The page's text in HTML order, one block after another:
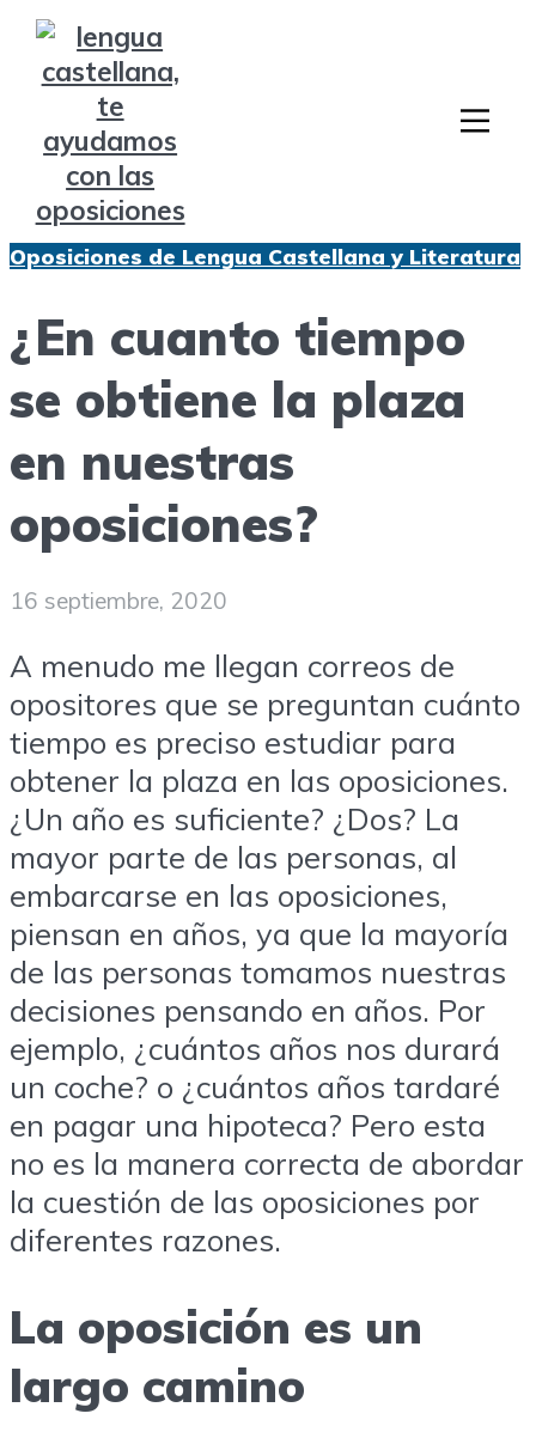
Oposiciones de Lengua Castellana y Literatura
¿En cuanto tiempo
se obtiene la plaza
en nuestras
oposiciones?
16 septiembre, 2020
A menudo me llegan correos de
opositores que se preguntan cuánto
tiempo es preciso estudiar para
obtener la plaza en las oposiciones.
¿Un año es suficiente? ¿Dos? La
mayor parte de las personas, al
embarcarse en las oposiciones,
piensan en años, ya que la mayoría
de las personas tomamos nuestras
decisiones pensando en años. Por
ejemplo, ¿cuántos años nos durará
un coche? o ¿cuántos años tardaré
en pagar una hipoteca? Pero esta
no es la manera correcta de abordar
la cuestión de las oposiciones por
diferentes razones.
La oposición es un
largo camino